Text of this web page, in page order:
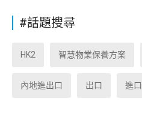
#話題搜尋
HK2 智慧物業保養方案
內地進出口 出口 進口